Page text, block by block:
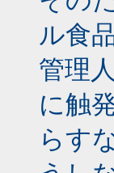
ル食
管理
に触
らす